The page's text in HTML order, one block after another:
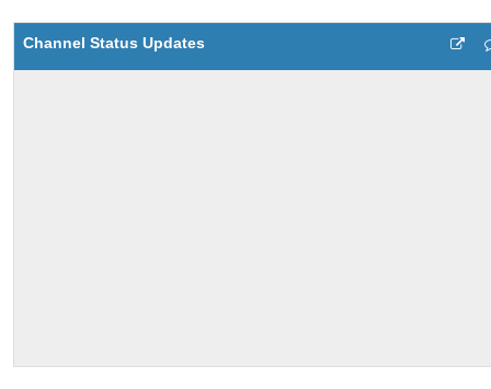
Channel Status Updates